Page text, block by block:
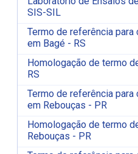
SIS-SIL
Termo de referência
em Bagé - RS
Homologação de termo
RS
Termo de referência
em Rebouças - PR
Homologação de termo
Rebouças - PR